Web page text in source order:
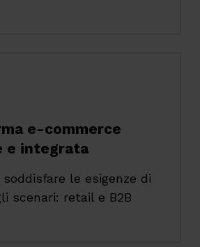
e-commerce
e integrata
soddisfare le esigenze di
scenari: retail e B2B